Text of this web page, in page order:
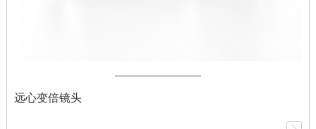
远心变倍镜头